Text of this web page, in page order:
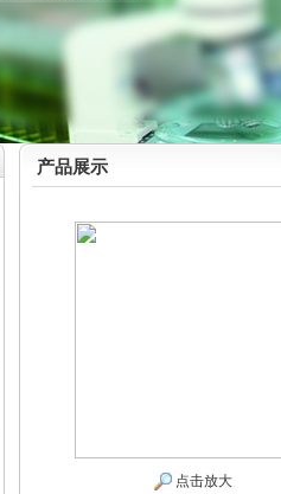
产品展示
点击放大